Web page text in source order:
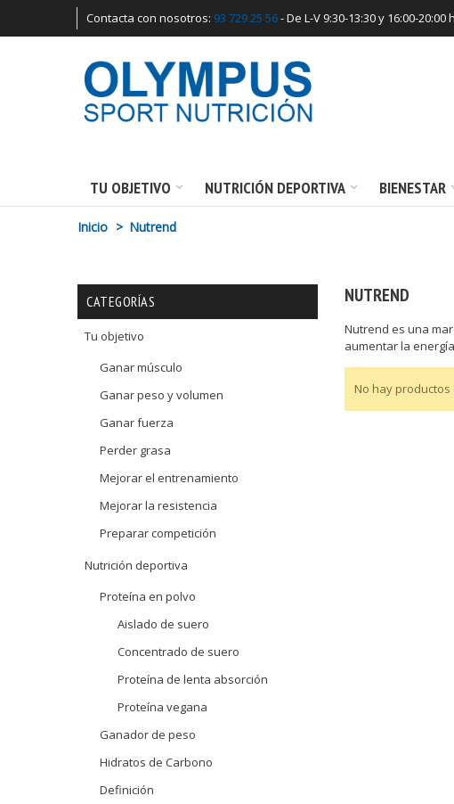
Contacta con nosotros: 93 729 25 56- De L-V 9:30-13:30 y 16:00-
TU OBJETIVO NUTRICIÓN DEPORTIVA BIENESTAR
Inicio > Nutrend
Tu objetivo
Ganar músculo
Ganar peso y volumen
Ganar fuerza
Perder grasa
Mejorar el entrenamiento
Mejorar la resistencia
Preparar competición
Nutrición deportiva
Proteína en polvo
Aislado de suero
Concentrado de suero
Proteína de lenta absorción
Proteína vegana
Ganador de peso
Hidratos de Carbono
Definición
NUTREND
Nutrend es una
aumentar la
No hay